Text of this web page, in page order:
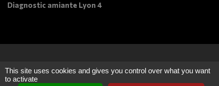
Diagnostic amiante Lyon 4
This site uses cookies and gives you control over what you want
to activate